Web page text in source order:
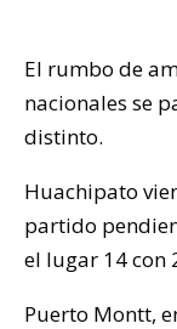
El rumbo de
nacionales se
distinto.
Huachipato
partido
el lugar 14 con
Puerto Montt,